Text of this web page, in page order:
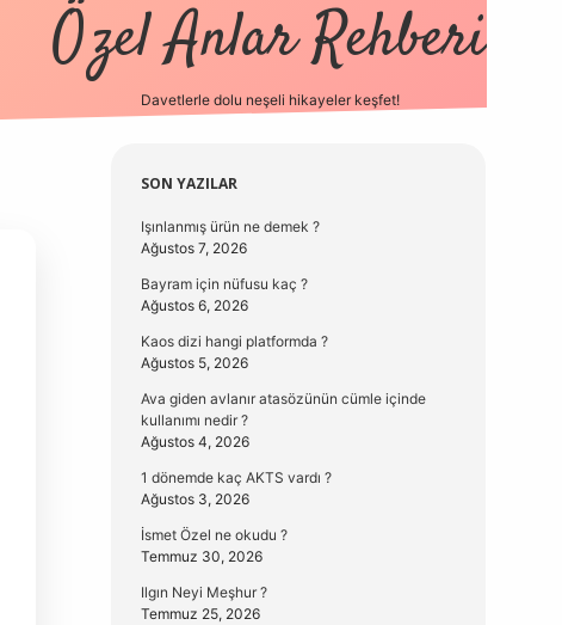
Özel Anlar Rehberi
Davetlerle dolu neşeli hikayeler keşfet!
Sidebar
SON YAZILAR
Işınlanmış ürün ne demek ?
Ağustos 7, 2026
Bayram için nüfusu kaç ?
Ağustos 6, 2026
Kaos dizi hangi platformda ?
Ağustos 5, 2026
Ava giden avlanır atasözünün cümle içinde
kullanımı nedir ?
Ağustos 4, 2026
1 dönemde kaç AKTS vardı ?
Ağustos 3, 2026
İsmet Özel ne okudu ?
Temmuz 30, 2026
Ilgın Neyi Meşhur ?
Temmuz 25, 2026